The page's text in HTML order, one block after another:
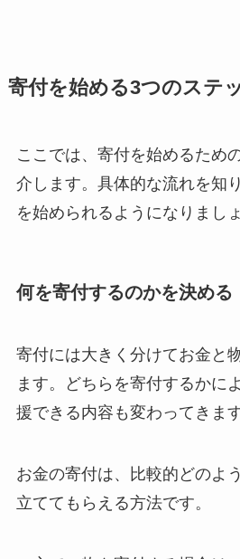
寄付を始める3つのステ
ここでは、寄付を始めるため
介します。具体的な流れを知
を始められるようになりましょ
何を寄付するのかを決める
寄付には大きく分けてお金と
ます。どちらを寄付するかに
援できる内容も変わってきます
お金の寄付は、比較的どのよ
立ててもらえる方法です。